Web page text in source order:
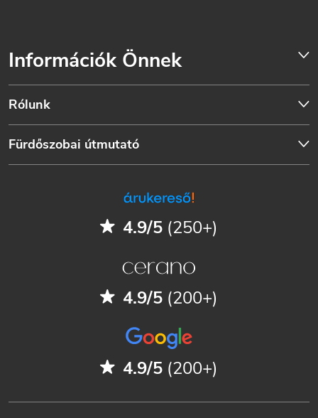
Információk Önnek
Rólunk
Fürdőszobai útmutató
4.9/5 (250+)
4.9/5 (200+)
4.9/5 (200+)